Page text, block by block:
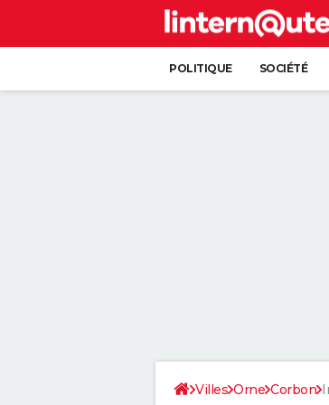
POLITIQUE SOCIÉTÉ
Villes Orne Corbon